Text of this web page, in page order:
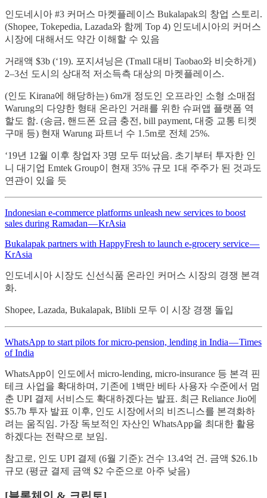
인도네시아 #3 커머스 마켓플레이스 Bukalapak의 창업 스토리.
(Shopee, Tokepedia, Lazada와 함께 Top 4) 인도네시아의 커머스
시장에 대해서도 약간 이해할 수 있음
거래액 $3b (‘19). 포지셔닝은 (Tmall 대비 Taobao와 비슷하게)
2–3선 도시의 상대적 저소득측 대상의 마켓플레이스.
(인도 Kirana에 해당하는) 6m개 정도인 오프라인 소형 소매점
Warung의 다양한 형태 온라인 거래를 위한 슈퍼앱 플랫폼 역
할도 함. (송금, 핸드폰 요금 충전, bill payment, 대중 교통 티켓
구매 등) 현재 Warung 파트너 수 1.5m로 전체 25%.
‘19년 12월 이후 창업자 3명 모두 떠났음. 초기부터 투자한 인
니 대기업 Emtek Group이 현재 35% 규모 1대 주주가 된 것과도
연관이 있을 듯
Indonesian e-commerce platforms unleash new services to boost
sales during Ramadan — KrAsia
Bukalapak partners with HappyFresh to launch e-grocery service —
KrAsia
인도네시아 시장도 신선식품 온라인 커머스 시장의 경쟁 본격
화.
Shopee, Lazada, Bukalapak, Blibli 모두 이 시장 경쟁 돌입
WhatsApp to start pilots for micro-pension, lending in India — Times
of India
WhatsApp이 인도에서 micro-lending, micro-insurance 등 본격 핀
테크 사업을 확대하며, 기존에 1백만 베타 사용자 수준에서 멈
춘 UPI 결제 서비스도 확대하겠다는 발표. 최근 Reliance Jio에
$5.7b 투자 발표 이후, 인도 시장에서의 비즈니스를 본격화하
려는 움직임. 가장 독보적인 자산인 WhatsApp을 최대한 활용
하겠다는 전략으로 보임.
참고로, 인도 UPI 결제 (6월 기준): 건수 13.4억 건. 금액 $26.1b
규모 (평균 결제 금액 $2 수준으로 아주 낮음)